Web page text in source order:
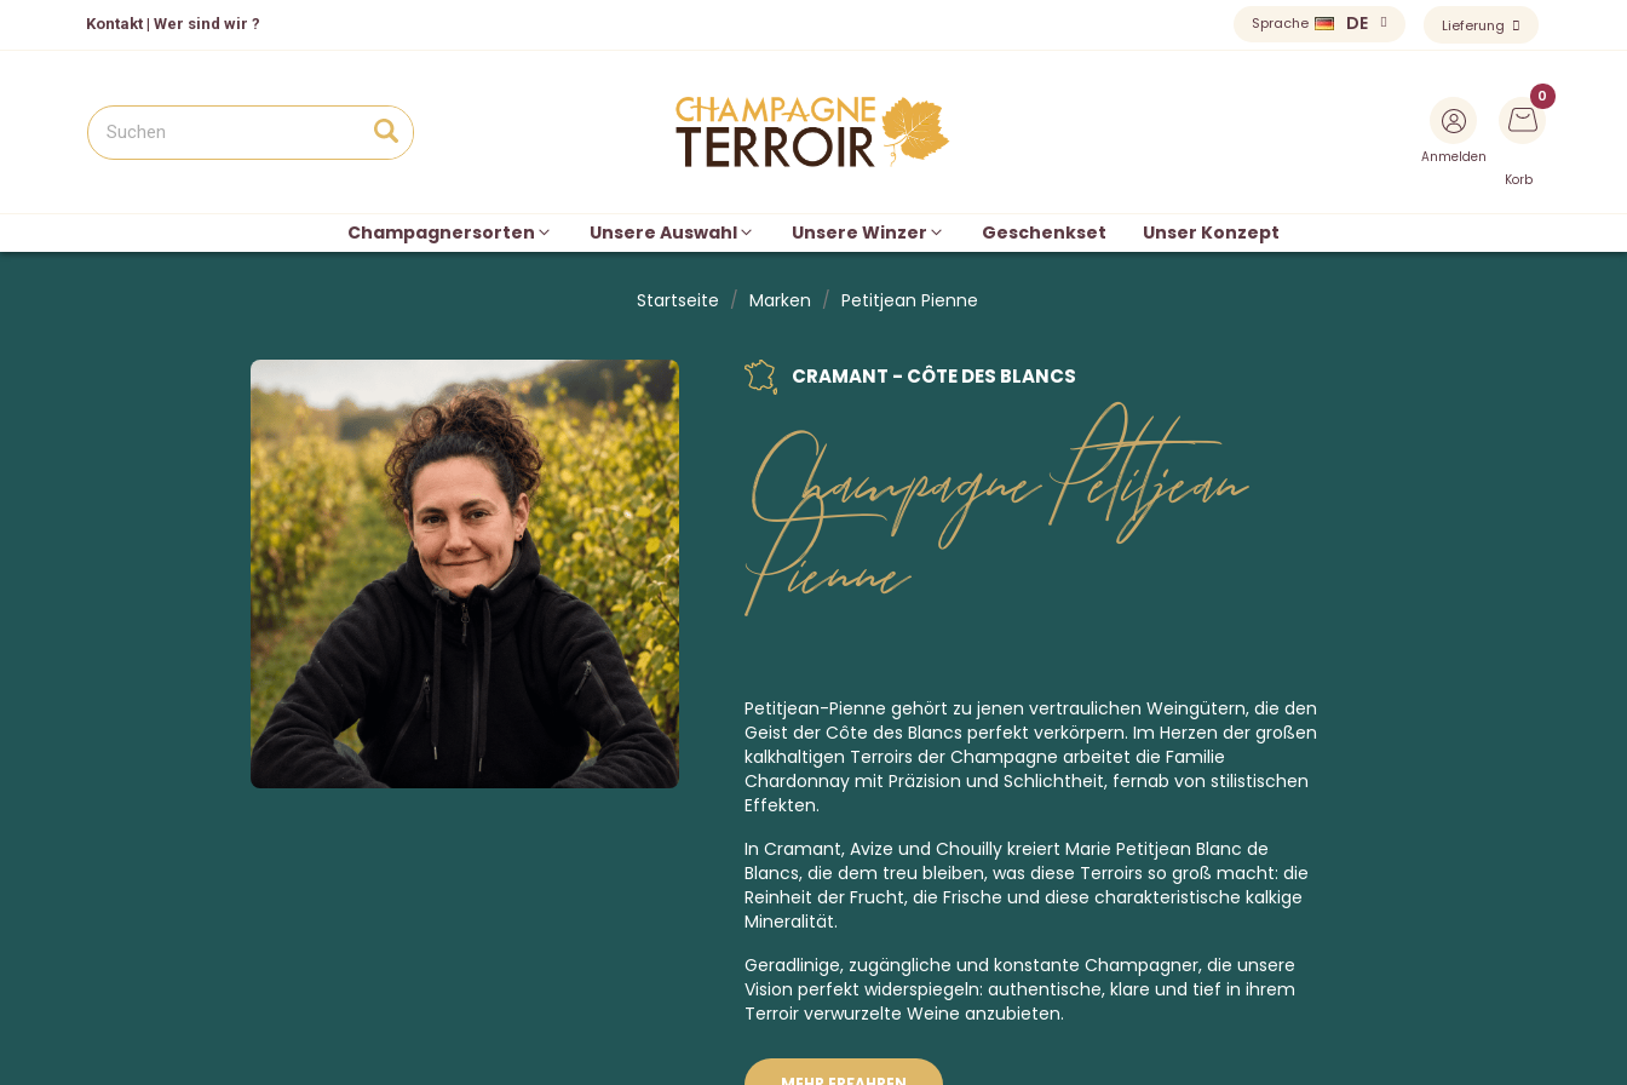
Kontakt | Wer sind wir ? Sprache DE Lieferung
Anmelden
Korb
Champagnersorten Unsere Auswahl Unsere Winzer Geschenkset Unser Konzept
Startseite Marken Petitjean Pienne
CRAMANT - CÔTE DES BLANCS
Champagne Petitjean
Pienne
Petitjean-Pienne gehört zu jenen vertraulichen Weingütern, die den
Geist der Côte des Blancs perfekt verkörpern. Im Herzen der großen
kalkhaltigen Terroirs der Champagne arbeitet die Familie
Chardonnay mit Präzision und Schlichtheit, fernab von stilistischen
Effekten.
In Cramant, Avize und Chouilly kreiert Marie Petitjean Blanc de
Blancs, die dem treu bleiben, was diese Terroirs so groß macht: die
Reinheit der Frucht, die Frische und diese charakteristische kalkige
Mineralität.
Geradlinige, zugängliche und konstante Champagner, die unsere
Vision perfekt widerspiegeln: authentische, klare und tief in ihrem
Terroir verwurzelte Weine anzubieten.